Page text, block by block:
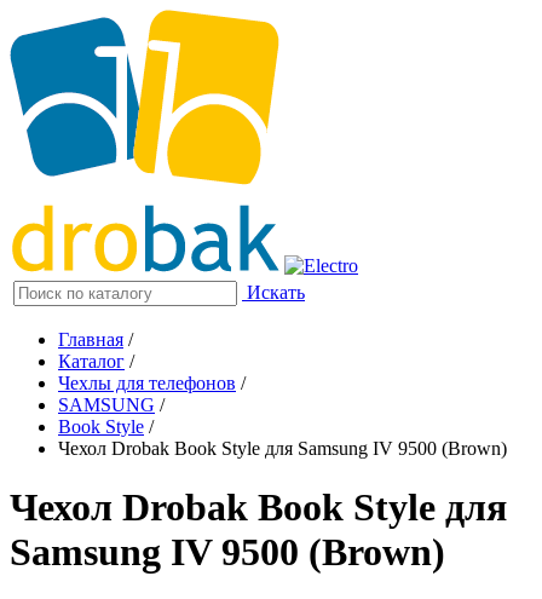
Искать
Главная /
Каталог /
Чехлы для телефонов /
SAMSUNG /
Book Style /
Чехол Drobak Book Style для Samsung IV 9500 (Brown)
Чехол Drobak Book Style для
Samsung IV 9500 (Brown)